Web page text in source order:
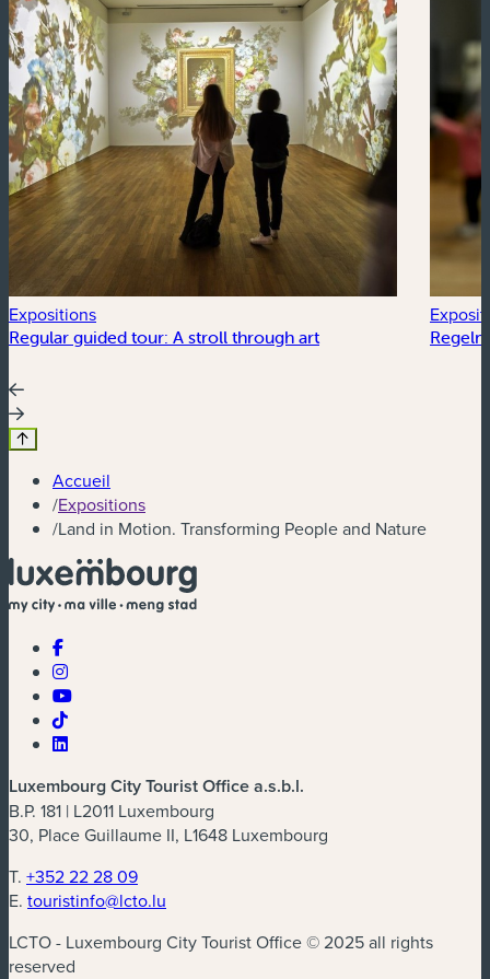
Expositions
Regular guided tour: A stroll through art
Accueil
/Expositions
/Land in Motion. Transforming People and Nature
Luxembourg City Tourist Office a.s.b.l.
B.P. 181 | L2011 Luxembourg
30, Place Guillaume II, L1648 Luxembourg
T. +352 22 28 09
E. touristinfo@lcto.lu
LCTO - Luxembourg City Tourist Office © 2025 all rights
reserved